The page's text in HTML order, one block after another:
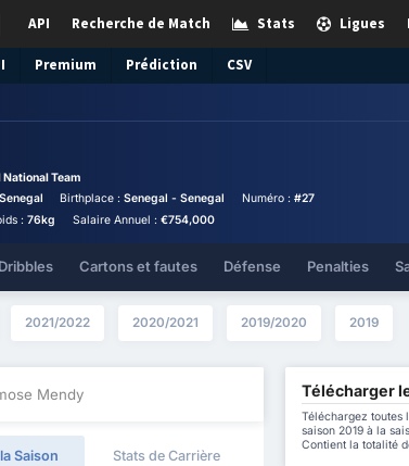
Ligues
Stats
Recherche de Match
API
Premium Prédiction CSV
National Team
Senegal Birthplace :Senegal - Senegal Numéro : #27
:76kg Salaire Annuel : €754,000
Dribbles Cartons et fautes Défense Penalties
2021/2022 2020/2021 2019/2020 2019
Mendy
Saison Stats de Carrière
Télécharger
Téléchargez toutes
saison 2019 à la
Contient la totalité